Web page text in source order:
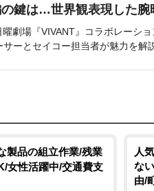
の鍵は…世界観表現した腕
劇場『VIVANT』コラボレーシ
ーとセイコー担当者が魅力を解
製品の組立作業/残業
女性活躍中/交通費支
人
な
由/